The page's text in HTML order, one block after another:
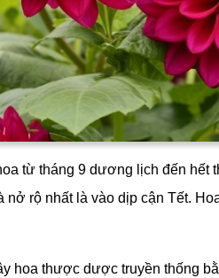
từ tháng 9 dương lịch đến hết
nở rộ nhất là vào dịp cận Tết.
hoa thược dược truyền thống